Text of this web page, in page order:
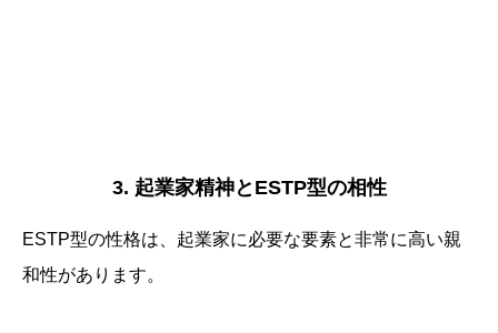
3. 起業家精神とESTP型の相性
ESTP型の性格は、起業家に必要な要素と非常に高い親
和性があります。